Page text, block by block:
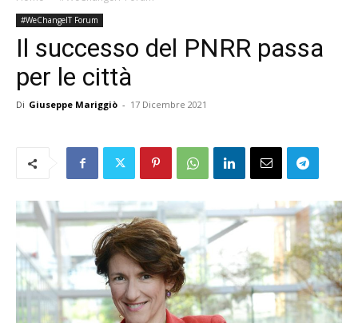
#WeChangeIT Forum
Il successo del PNRR passa
per le città
Di Giuseppe Mariggiò - 17 Dicembre 2021